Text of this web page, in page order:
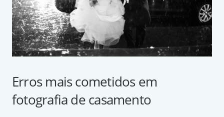
Erros mais cometidos em
fotografia de casamento